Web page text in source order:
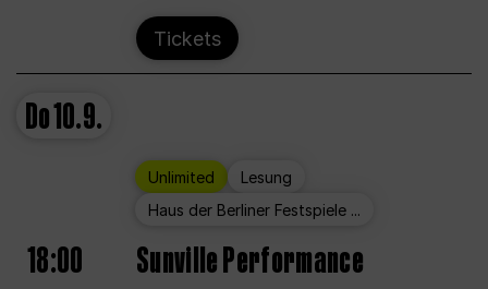
Tickets
Do10.9.
Unlimited
Lesung
Haus der Berliner Festspiele ...
18:00 Sunville Performance